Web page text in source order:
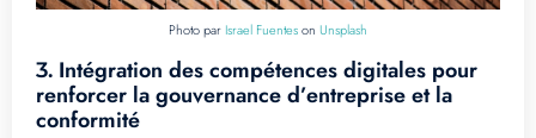
Photo par Israel Fuenteson Unsplash
3. Intégration des compétences digitales pour
renforcer la gouvernance d’entreprise et la
conformité